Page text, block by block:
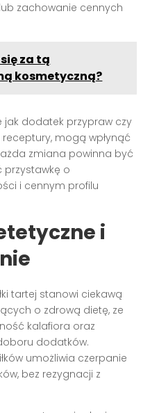
zachowanie cennych
za tą
kosmetyczną?
jak dodatek przypraw czy
mogą wpłynąć
zmiana powinna być
przystawkę o
i cennym profilu
i
tartej stanowi ciekawą
o zdrową dietę, ze
kalafiora oraz
dodatków.
umożliwia czerpanie
bez rezygnacji z